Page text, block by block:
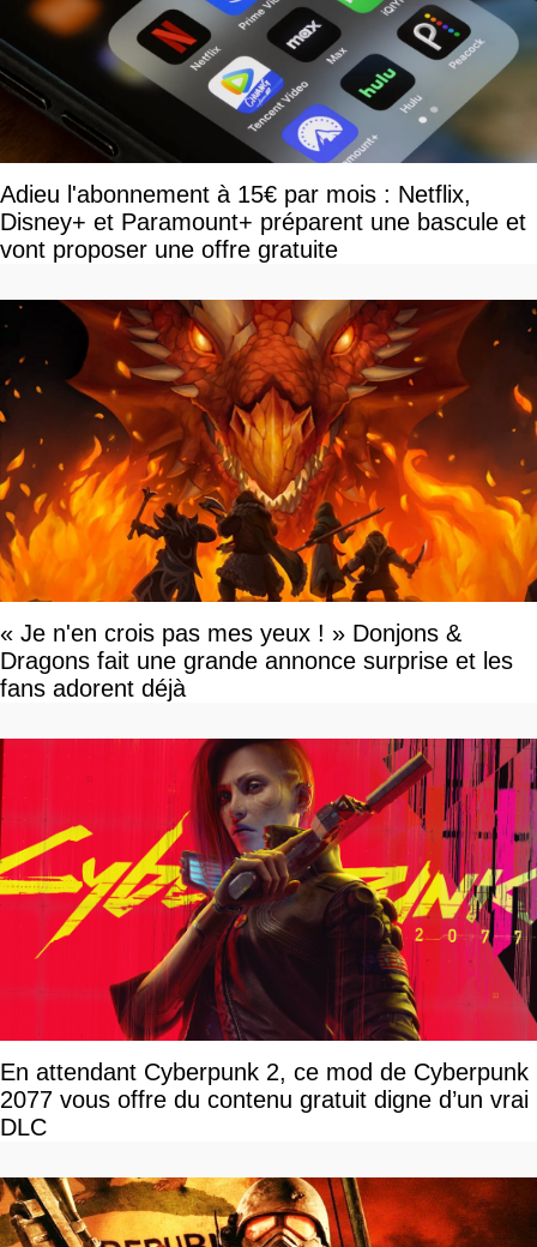
Adieu l'abonnement à 15€ par mois : Netflix,
Disney+ et Paramount+ préparent une bascule et
vont proposer une offre gratuite
« Je n'en crois pas mes yeux ! » Donjons &
Dragons fait une grande annonce surprise et les
fans adorent déjà
En attendant Cyberpunk 2, ce mod de Cyberpunk
2077 vous offre du contenu gratuit digne d’un vrai
DLC